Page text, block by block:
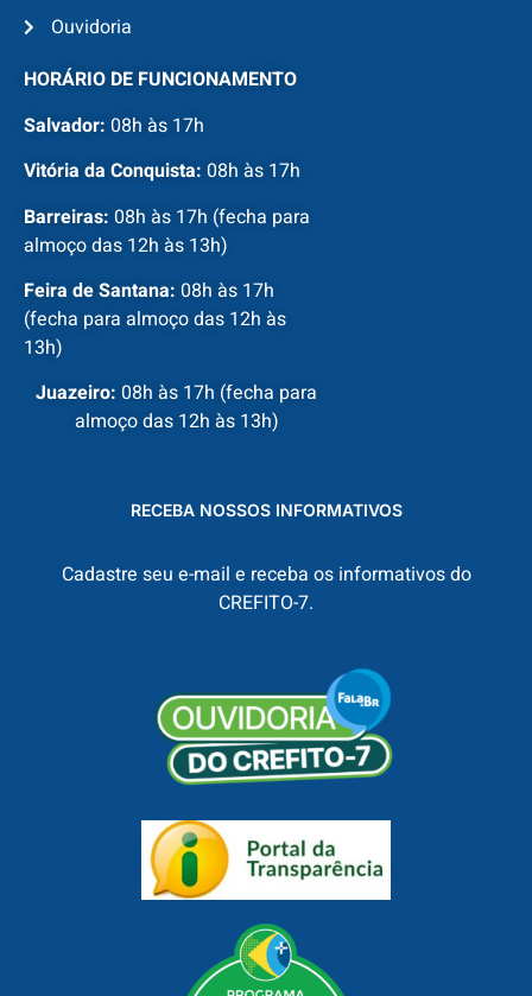
Ouvidoria
HORÁRIO DE FUNCIONAMENTO
Salvador: 08h às 17h
Vitória da Conquista: 08h às 17h
Barreiras: 08h às 17h (fecha para
almoço das 12h às 13h)
Feira de Santana: 08h às 17h
(fecha para almoço das 12h às
13h)
Juazeiro: 08h às 17h (fecha para
almoço das 12h às 13h)
RECEBA NOSSOS INFORMATIVOS
Cadastre seu e-mail e receba os informativos do
CREFITO-7.